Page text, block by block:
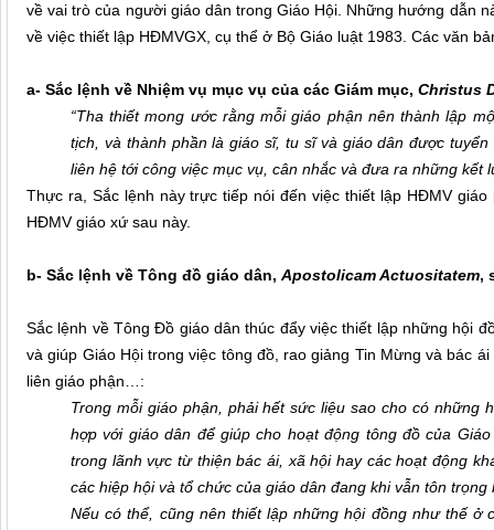
về vai trò của người giáo dân trong Giáo Hội. Những hướng dẫn
về việc thiết lập HĐMVGX, cụ thể ở Bộ Giáo luật 1983. Các văn
a- Sắc lệnh về Nhiệm vụ mục vụ của các Giám mục, Christus
“Tha thiết mong ước rằng mỗi giáo phận nên thành lập
tịch, và thành phần là giáo sĩ, tu sĩ và giáo dân được
liên hệ tới công việc mục vụ, cân nhắc và đưa ra những kết
Thực ra, Sắc lệnh này trực tiếp nói đến việc thiết lập HĐMV
HĐMV giáo xứ sau này.
b- Sắc lệnh về Tông đồ giáo dân, Apostolicam Actuositatem,
Sắc lệnh về Tông Đồ giáo dân thúc đẩy việc thiết lập những hội
và giúp Giáo Hội trong việc tông đồ, rao giảng Tin Mừng và bác
liên giáo phận…:
Trong mỗi giáo phận, phải hết sức liệu sao cho có những
hợp với giáo dân để giúp cho hoạt động tông đồ của
trong lãnh vực từ thiện bác ái, xã hội hay các hoạt động
các hiệp hội và tổ chức của giáo dân đang khi vẫn tôn
Nếu có thể, cũng nên thiết lập những hội đồng như thế